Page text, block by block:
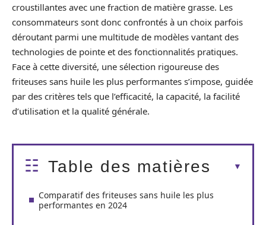
croustillantes avec une fraction de matière grasse. Les
consommateurs sont donc confrontés à un choix parfois
déroutant parmi une multitude de modèles vantant des
technologies de pointe et des fonctionnalités pratiques.
Face à cette diversité, une sélection rigoureuse des
friteuses sans huile les plus performantes s’impose, guidée
par des critères tels que l’efficacité, la capacité, la facilité
d’utilisation et la qualité générale.
Table des matières
Comparatif des friteuses sans huile les plus
performantes en 2024